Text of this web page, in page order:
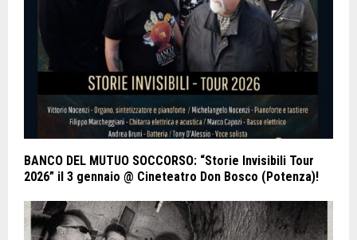
BANCO DEL MUTUO SOCCORSO: “Storie Invisibili Tour
2026” il 3 gennaio @ Cineteatro Don Bosco (Potenza)!